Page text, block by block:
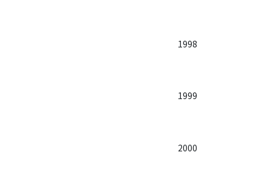
1998
1999
2000